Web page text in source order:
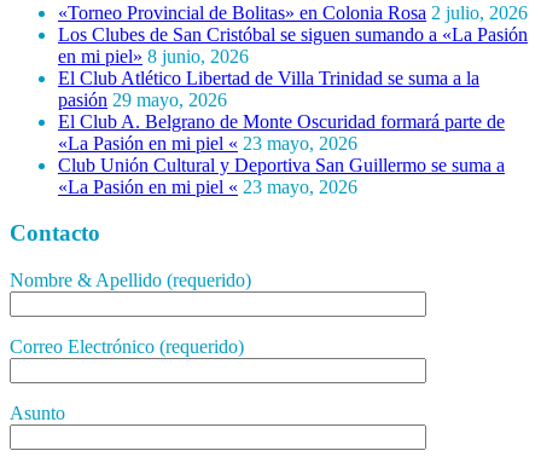
«Torneo Provincial de Bolitas» en Colonia Rosa 2 julio, 2026
Los Clubes de San Cristóbal se siguen sumando a «La Pasión
en mi piel» 8 junio, 2026
El Club Atlético Libertad de Villa Trinidad se suma a la
pasión 29 mayo, 2026
El Club A. Belgrano de Monte Oscuridad formará parte de
«La Pasión en mi piel « 23 mayo, 2026
Club Unión Cultural y Deportiva San Guillermo se suma a
«La Pasión en mi piel « 23 mayo, 2026
Contacto
Nombre & Apellido (requerido)
Correo Electrónico (requerido)
Asunto